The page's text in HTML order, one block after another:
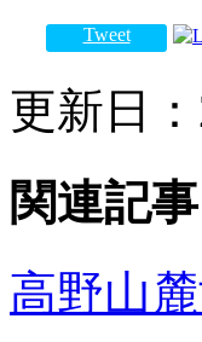
Tweet
更新日
関連記事
高野山